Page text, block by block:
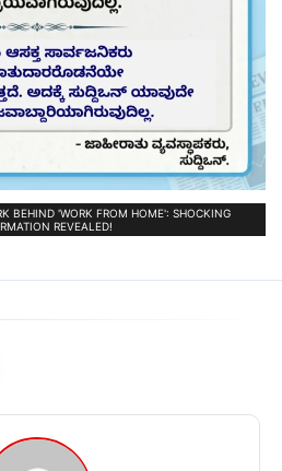
BEHIND 'WORK FROM HOME': SHOCKING
REVEALED!